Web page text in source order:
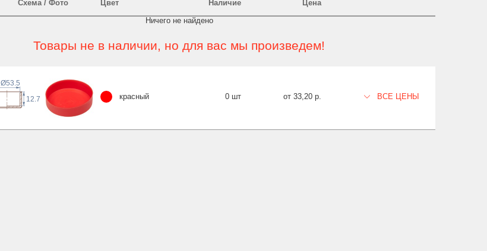
Схема / Фото Цвет Наличие
Цена
Ничего не найдено
Товары не в наличии, но для вас мы произведем!
Ø53.5
12.7
красный 0 шт от 33,20 р. ВСЕ ЦЕНЫ